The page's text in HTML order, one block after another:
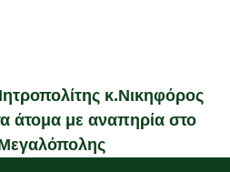
κ.Νικηφόρος
άτομα με αναπηρία στο